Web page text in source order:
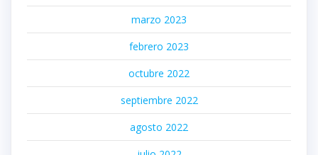
marzo 2023
febrero 2023
octubre 2022
septiembre 2022
agosto 2022